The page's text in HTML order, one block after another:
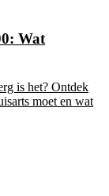
Wat
is het? Ontdek
moet en wat